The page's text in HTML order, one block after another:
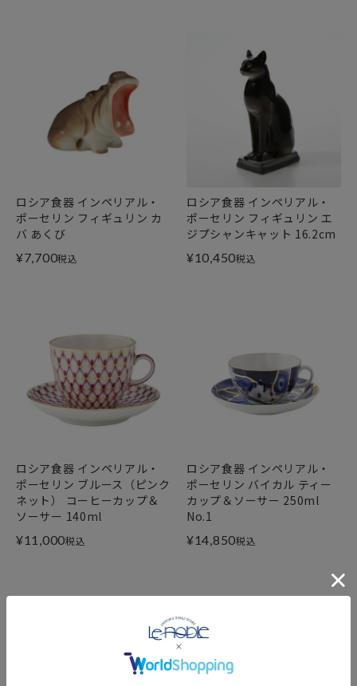
ロシア食器 インペリアル・
ポーセリン フィギュリン カ
バ あくび
¥7,700税込
ロシア食器 インペリアル・
ポーセリン フィギュリン エ
ジプシャンキャット 16.2cm
¥10,450税込
ロシア食器 インペリアル・
ポーセリン ブルース（ピンク
ネット） コーヒーカップ＆
ソーサー 140ml
¥11,000税込
ロシア食器 インペリアル・
ポーセリン バイカル ティー
カップ＆ソーサー 250ml
No.1
¥14,850税込